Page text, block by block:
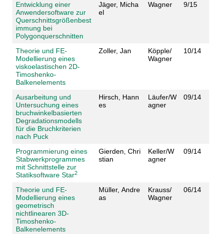
Entwicklung einer
Anwendersoftware zur
Querschnittsgrößenbest
immung bei
Polygonquerschnitten
Jäger, Micha
el
Wagner 9/15
Theorie und FE-
Modellierung eines
viskoelastischen 2D-
Timoshenko-
Balkenelements
Zoller, Jan
Köpple/
Wagner
10/14
Ausarbeitung und
Untersuchung eines
bruchwinkelbasierten
Degradationsmodells
für die Bruchkriterien
nach Puck
Hirsch, Hann
es
Läufer/W
agner
09/14
Programmierung eines
Stabwerkprogrammes
mit Schnittstelle zur
Statiksoftware Star2
Gierden, Chri
stian
Keller/W
agner
09/14
Theorie und FE-
Modellierung eines
geometrisch
nichtlinearen 3D-
Timoshenko-
Balkenelements
Müller, Andre
as
Krauss/
Wagner
06/14